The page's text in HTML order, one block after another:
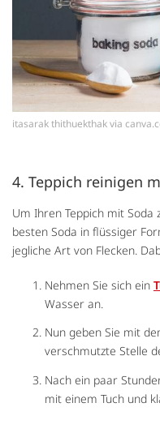
itasarak thithuekthak via
4. Teppich reinigen
Um Ihren Teppich mit Soda
besten Soda in flüssiger
jegliche Art von Flecken.
Nehmen Sie sich ein
Wasser an.
Nun geben Sie mit
verschmutzte Stelle
Nach ein paar
mit einem Tuch und